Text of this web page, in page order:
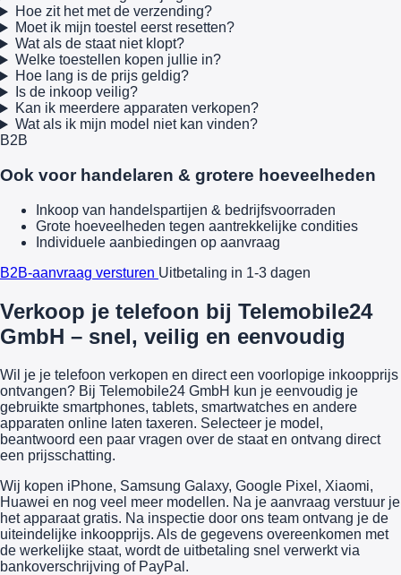
Hoe zit het met de verzending?
Moet ik mijn toestel eerst resetten?
Wat als de staat niet klopt?
Welke toestellen kopen jullie in?
Hoe lang is de prijs geldig?
Is de inkoop veilig?
Kan ik meerdere apparaten verkopen?
Wat als ik mijn model niet kan vinden?
B2B
Ook voor handelaren & grotere hoeveelheden
Inkoop van handelspartijen & bedrijfsvoorraden
Grote hoeveelheden tegen aantrekkelijke condities
Individuele aanbiedingen op aanvraag
B2B-aanvraag versturen Uitbetaling in 1-3 dagen
Verkoop je telefoon bij Telemobile24
GmbH – snel, veilig en eenvoudig
Wil je je telefoon verkopen en direct een voorlopige inkoopprijs
ontvangen? Bij Telemobile24 GmbH kun je eenvoudig je
gebruikte smartphones, tablets, smartwatches en andere
apparaten online laten taxeren. Selecteer je model,
beantwoord een paar vragen over de staat en ontvang direct
een prijsschatting.
Wij kopen iPhone, Samsung Galaxy, Google Pixel, Xiaomi,
Huawei en nog veel meer modellen. Na je aanvraag verstuur je
het apparaat gratis. Na inspectie door ons team ontvang je de
uiteindelijke inkoopprijs. Als de gegevens overeenkomen met
de werkelijke staat, wordt de uitbetaling snel verwerkt via
bankoverschrijving of PayPal.